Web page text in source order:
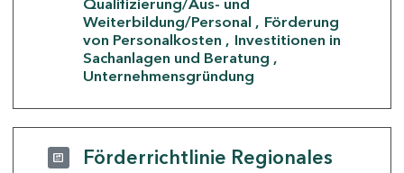
Qualifizierung/Aus- und
Weiterbildung/Personal
Förderung
von Personalkosten
Investitionen in
Sachanlagen und Beratung
Unternehmensgründung
Förderrichtlinie Regionales